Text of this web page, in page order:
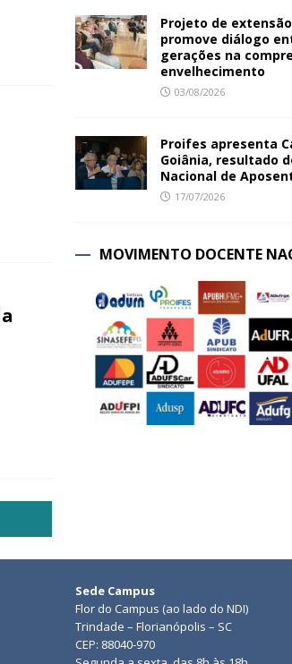
Projeto de extensão
promove diálogo
gerações na
envelhecimento
03/08/2026
Proifes apresenta
Goiânia, resultado
Nacional de
17/07/2026
MOVIMENTO DOCENTE
Sede Campus
Flor do Campus (ao lado do NDI)
Trindade – Florianópolis – SC
CEP: 88040-970